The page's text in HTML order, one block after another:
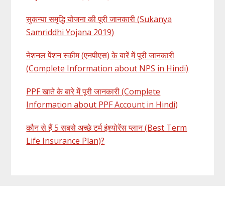
सुकन्या समृद्धि योजना की पूरी जानकारी (Sukanya
Samriddhi Yojana 2019)
नेशनल पेंशन स्कीम (एनपीएस) के बारें में पूरी जानकारी
(Complete Information about NPS in Hindi)
PPF खाते के बारे में पूरी जानकारी (Complete
Information about PPF Account in Hindi)
कौन से हैं 5 सबसे अच्छे टर्म इंश्योरेंस प्लान (Best Term
Life Insurance Plan)?